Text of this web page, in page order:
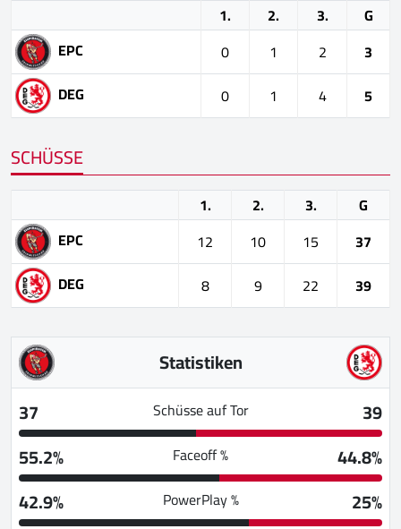
1. 2. 3.
G
EPC
0 1 2
3
DEG
0 1 4 5
SCHÜSSE
1. 2. 3.
G
EPC
12 10 15
37
DEG
8 9 22 39
Statistiken
37
Schüsse auf Tor
39
55.2%
Faceoff %
44.8%
42.9%
PowerPlay % 25%